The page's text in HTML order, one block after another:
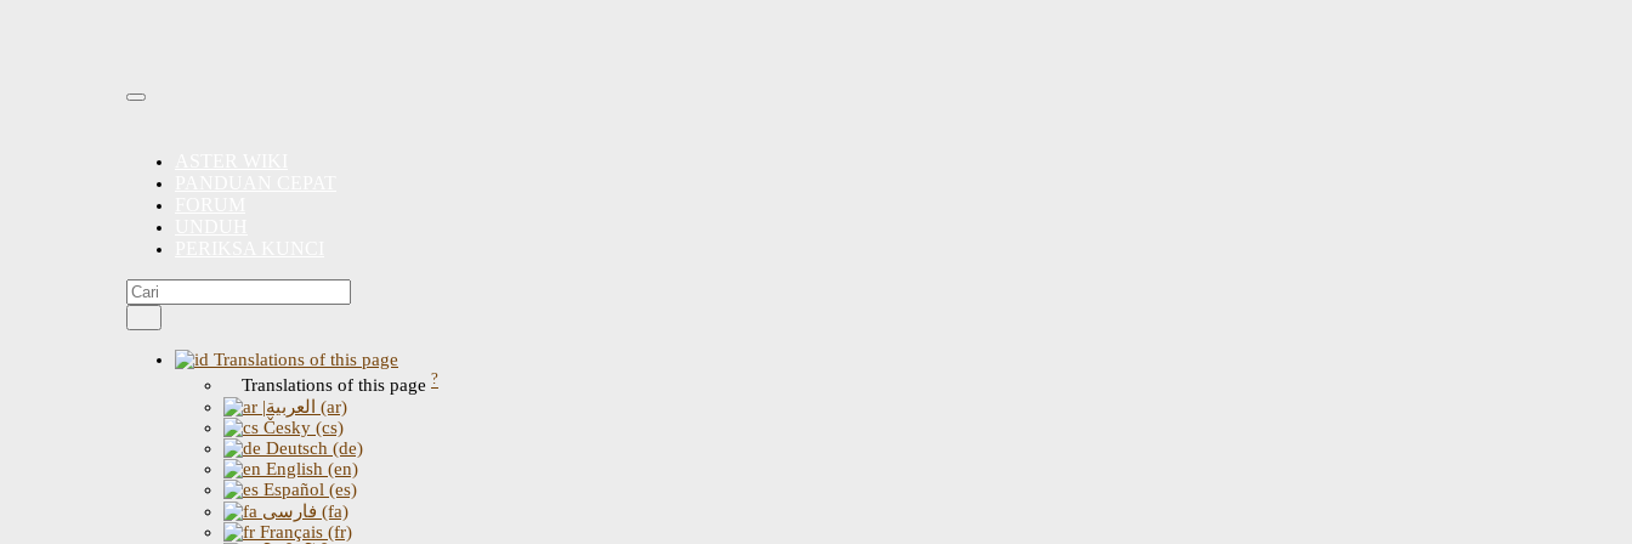
Translations of this page
Translations of this page ?
|العربية (ar)
Česky (cs)
Deutsch (de)
English (en)
Español (es)
فارسی (fa)
Français (fr)